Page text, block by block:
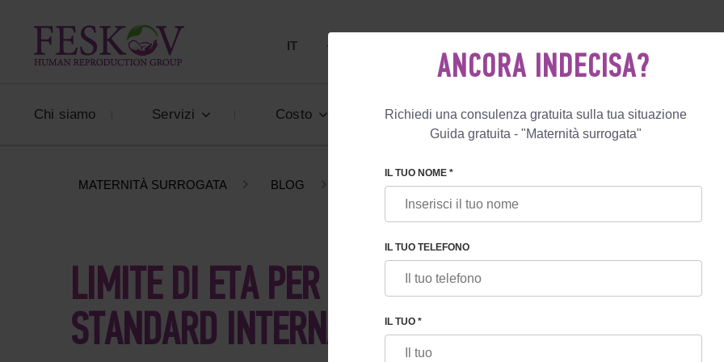
IT +39 800 596 812
Chi siamo Servizi Costo Recensioni Blog Programmi
MATERNITÀ SURROGATA BLOG LIMITE DI ETÀ PER LA MATERNITÀ SURROGATA: STANDARD
LIMITE DI ETÀ PER LA MATERNITÀ SURROGATA:
STANDARD INTERNAZIONALI
ANCORA INDECISA?
Richiedi una consulenza gratuita sulla tua situazione
Guida gratuita - "Maternità surrogata"
IL TUO NOME *
IL TUO TELEFONO
IL TUO *